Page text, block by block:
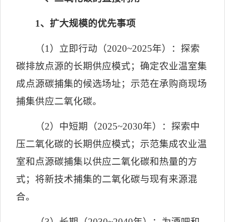
1、扩大规模的优先事项
（1 ）立即行动（2020~2025年）：探索
碳排放点源的长期供应模式；确定农业温室集
成点源碳捕集的候选场址；示范在承购商现场
捕集供应二氧化碳。
（2）中短期（2025~2030年）：探索中
压二氧化碳的长期供应模式；示范集成农业温
室和点源碳捕集以供应二氧化碳和热量的方
式；将新技术捕集的二氧化碳与现有来源混
合。